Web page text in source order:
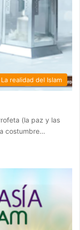
La realidad del Islam
(la paz y las
costumbre…